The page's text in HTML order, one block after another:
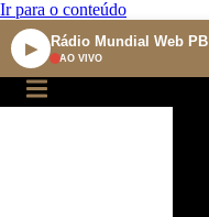
Ir para o conteúdo
▶ Rádio Mundial Web PB
AO VIVO